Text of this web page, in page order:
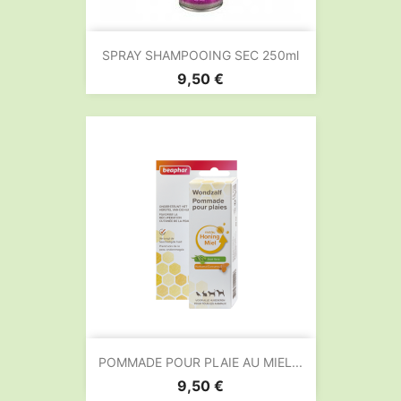
SPRAY SHAMPOOING SEC 250ml
Prix
9,50 €
POMMADE POUR PLAIE AU MIEL...
Prix
9,50 €